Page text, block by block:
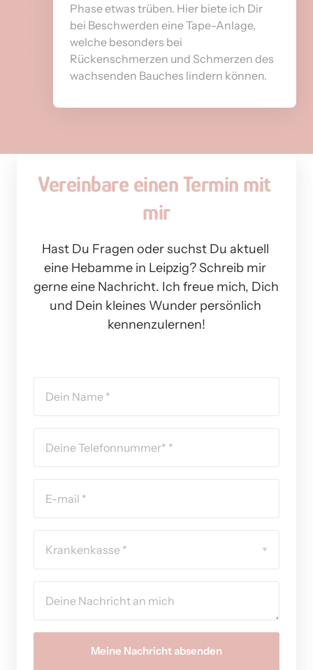
Phase etwas trüben. Hier biete ich Dir
bei Beschwerden eine Tape-Anlage,
welche besonders bei
Rückenschmerzen und Schmerzen des
wachsenden Bauches lindern können.
Vereinbare einen Termin
mit
mir
Hast Du Fragen oder suchst Du aktuell
eine Hebamme in Leipzig? Schreib mir
gerne eine Nachricht. Ich freue mich, Dich
und Dein kleines Wunder persönlich
kennenzulernen!
Krankenkasse *
Meine Nachricht absenden